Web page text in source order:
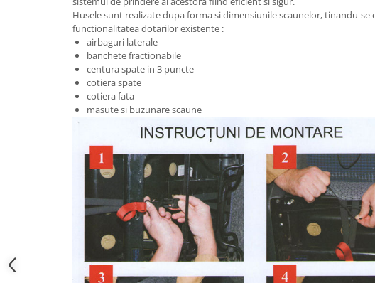
Echipamente atelier
Consumabile Service
Instrumente Atelier
Set clipsuri auto de plastic
Piese si accesorii
Incalzire scaune
Paravanturi auto
Husele sunt realizate dupa forma si dimensiunile scaunelor, tinandu-se
functionalitatea dotarilor existente :
airbaguri laterale
banchete fractionabile
centura spate in 3 puncte
cotiera spate
cotiera fata
masute si buzunare scaune